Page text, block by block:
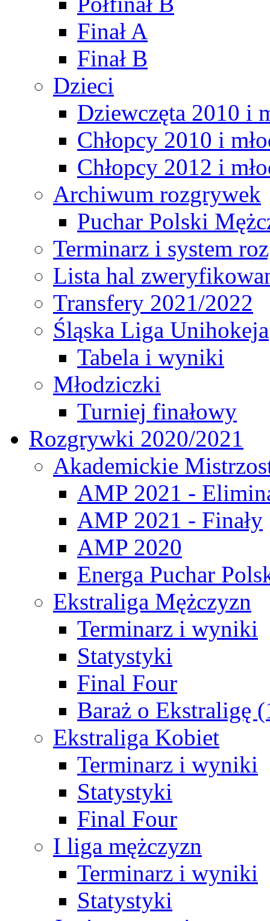
Finał A
Finał B
Dzieci
Dziewczęta 2010 i
Chłopcy 2010 i
Chłopcy 2012 i
Archiwum rozgrywek
Puchar Polski
Terminarz i system
Lista hal
Transfery 2021/2022
Śląska Liga Unihokeja
Tabela i wyniki
Młodziczki
Turniej finałowy
Rozgrywki 2020/2021
Akademickie
AMP 2021 -
AMP 2021 - Finały
AMP 2020
Energa Puchar
Ekstraliga Mężczyzn
Terminarz i wyniki
Statystyki
Final Four
Baraż o Ekstraligę
Ekstraliga Kobiet
Terminarz i wyniki
Statystyki
Final Four
I liga mężczyzn
Terminarz i wyniki
Statystyki